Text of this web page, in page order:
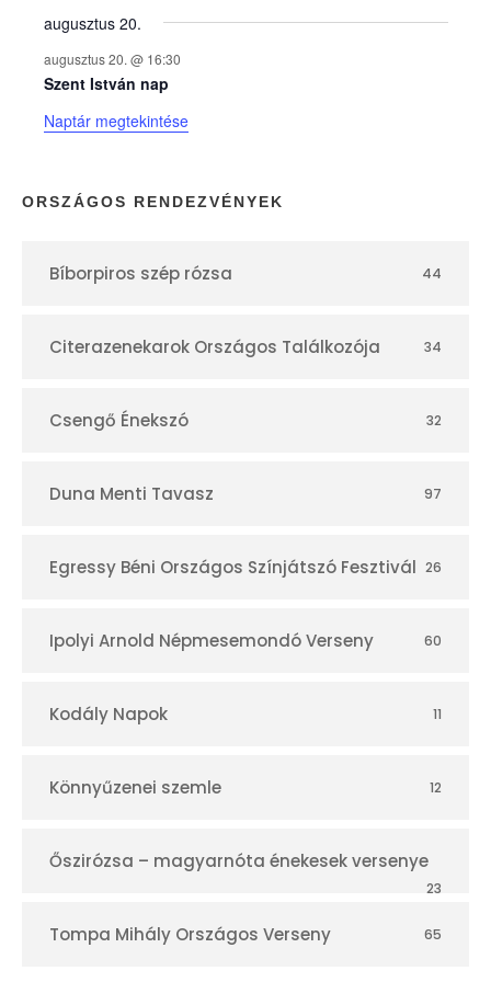
k
n
a
p
r
augusztus 20.
augusztus 20. @ 16:30
Szent István nap
Naptár megtekintése
ORSZÁGOS RENDEZVÉNYEK
Bíborpiros szép rózsa 44
Citerazenekarok Országos Találkozója 34
Csengő Énekszó 32
Duna Menti Tavasz 97
Egressy Béni Országos Színjátszó Fesztivál 26
Ipolyi Arnold Népmesemondó Verseny 60
Kodály Napok 11
Könnyűzenei szemle 12
Őszirózsa – magyarnóta énekesek versenye
23
Tompa Mihály Országos Verseny 65